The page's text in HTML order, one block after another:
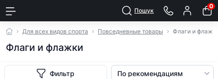
Пошук
0
Для всех видов спорта Повседневные товары Флаги и
Флаги и флажки
Фильтр